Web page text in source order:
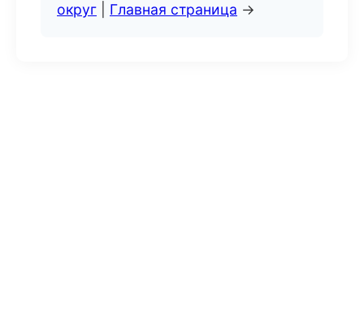
округ
Главная страница →